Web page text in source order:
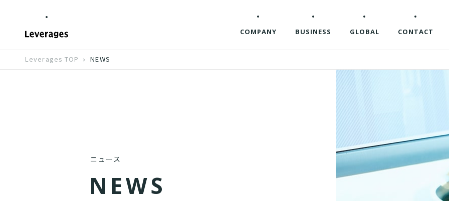
COMPANY BUSINESS GLOBAL CONTACT
Leverages TOP NEWS
ニュース
N EWS